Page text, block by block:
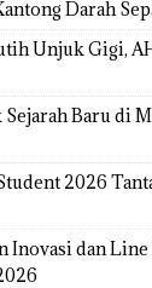
Darah
Unjuk Gigi,
Sejarah Baru di
2026
Inovasi dan Line